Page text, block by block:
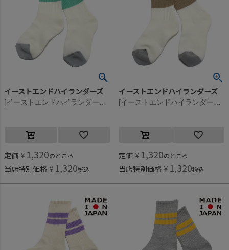
イーストエンドハイランダーズ
定価 ¥ 1,320のところ
当店特別価格 ¥ 1,320税込
イーストエンドハイランダーズ
定価 ¥ 1,320のところ
当店特別価格 ¥ 1,320税込